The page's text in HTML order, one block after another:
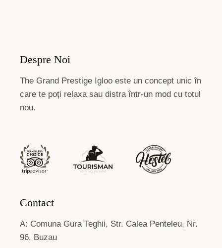
Despre Noi
The Grand Prestige Igloo este un concept unic în
care te poți relaxa sau distra într-un mod cu totul
nou.
Contact
A: Comuna Gura Teghii, Str. Calea Penteleu, Nr.
96, Buzau